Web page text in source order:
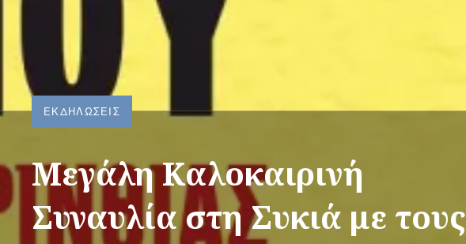
ΕΚΔΗΛΏΣΕΙΣ
Μεγάλη Καλοκαιρινή
Συναυλία στη Συκιά με τους